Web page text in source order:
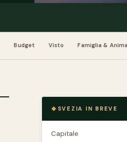
Budget Visto Famiglia &
SVEZIA IN BREVE
Capitale